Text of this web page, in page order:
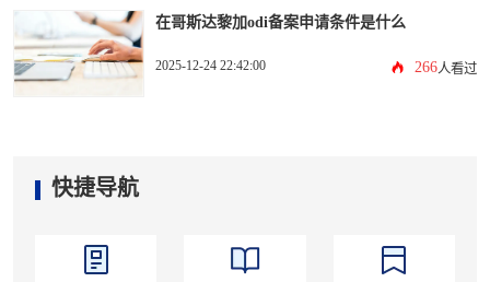
在哥斯达黎加odi备案申请条件是什么
2025-12-24 22:42:00 266人看过
快捷导航